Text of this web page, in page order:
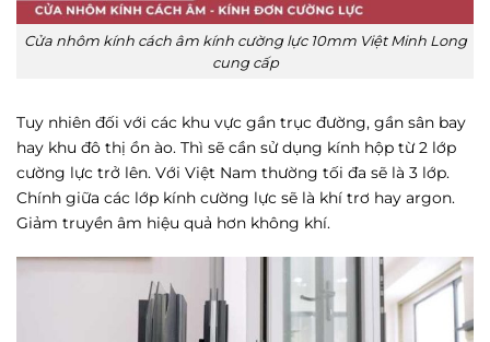
Cửa nhôm kính cách âm kính cường lực 10mm Việt Minh Long
cung cấp
Tuy nhiên đối với các khu vực gần trục đường, gần sân bay
hay khu đô thị ồn ào. Thì sẽ cần sử dụng kính hộp từ 2 lớp
cường lực trở lên. Với Việt Nam thường tối đa sẽ là 3 lớp.
Chính giữa các lớp kính cường lực sẽ là khí trơ hay argon.
Giảm truyền âm hiệu quả hơn không khí.